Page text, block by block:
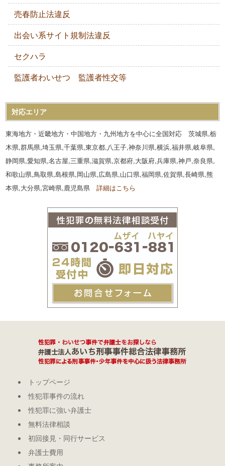
売春防止法違反
出会い系サイト規制法違反
セクハラ
監護者わいせつ 監護者性交等
対応エリア
東海地方・近畿地方・中国地方・九州地方を中心に全国対応 茨城県,栃
木県,群馬県,埼玉県,千葉県,東京都,八王子,神奈川県,横浜,福井県,岐阜県,
静岡県,愛知県,名古屋,三重県,滋賀県,京都府,大阪府,兵庫県,神戸,奈良県,
和歌山県,鳥取県,島根県,岡山県,広島県,山口県,福岡県,佐賀県,長崎県,熊
本県,大分県,宮崎県,鹿児島県詳細はこちら
トップページ
性犯罪事件の流れ
性犯罪に強い弁護士
無料法律相談
初回接見・同行サービス
弁護士費用